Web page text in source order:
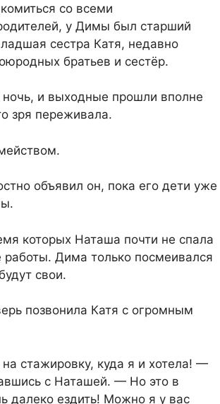
со всеми
у Димы был старший
сестра Катя, недавно
братьев и сестёр.
ночь, и выходные прошли вполне
зря переживала.
объявил он, пока его дети уже
которых Наташа почти не спала
Дима только посмеивался
свои.
позвонила Катя с огромным
стажировку, куда я и хотела! —
с Наташей. — Но это в
далеко ездить! Можно я у вас